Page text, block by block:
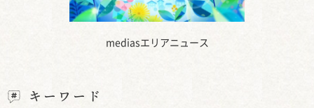
mediasエリアニュース
キーワード